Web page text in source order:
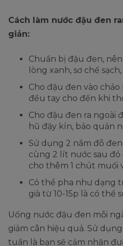
Cách làm nước đậu đen
giản:
Chuẩn bị đậu đen,
lòng xanh, sơ chế
Cho đậu đen vào
đều tay cho đến khi
Cho đậu đen ra ngoài
hũ đậy kín, bảo quản
Sử dụng 2 nắm đỗ
cùng 2 lít nước sau
cho thêm 1 chút muối
Có thể pha như dạng
già từ 10-15p là có thể
Uống nước đậu đen mỗi
giảm cân hiệu quả. Sử
tuần là bạn sẽ cảm nhận